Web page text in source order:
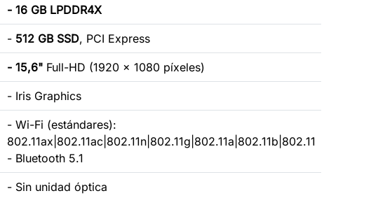
- 16 GB LPDDR4X
- 512 GB SSD, PCI Express
- 15,6" Full-HD (1920 x 1080 píxeles)
- Iris Graphics
- Wi-Fi (estándares):
802.11ax|802.11ac|802.11n|802.11g|802.11a|802.11b|802.11
- Bluetooth 5.1
- Sin unidad óptica